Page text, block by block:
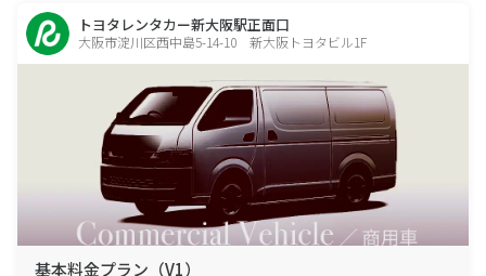
トヨタレンタカー新大阪駅正面口
大阪市淀川区西中島5-14-10 新大阪トヨタビル1F
基本料金プラン（V1）